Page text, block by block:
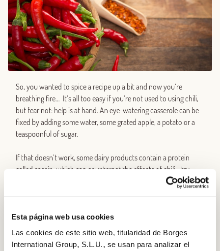
Esta página web usa cookies
Las cookies de este sitio web, titularidad de Borges
International Group, S.L.U., se usan para analizar el
So, you wanted to spice a recipe up a bit and now you’re
breathing fire… It’s all too easy if you’re not used to using chili,
but fear not: help is at hand. An eye-watering casserole can be
fixed by adding some water, some grated apple, a potato or a
teaspoonful of sugar.
If that doesn’t work, some dairy products contain a protein
called casein, which can counteract the effects of chili—try
adding some yogurt or a spoonful of cream (providing it goes
Still fiery hot? Serve on a plate of white rice, bread and a glass of
milk to help calm the flames.